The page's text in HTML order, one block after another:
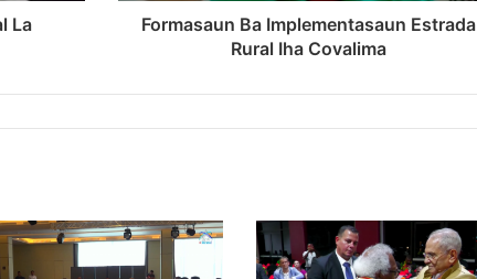
La
Formasaun Ba Implementasaun Estrada
Rural Iha Covalima